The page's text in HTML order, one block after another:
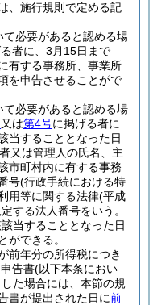
、施行規則で定める記
必要があると認める場
者に、3月15日まで
有する事務所、事業所
を申告させることがで
必要があると認める場
又は第4号に掲げる者に
当することとなった日
又は管理人の氏名、主
市町村内に有する事務
号(行政手続における特
用等に関する法律(平成
する法人番号をいう。
該当することとなった日
ができる。
前年分の所得税につき
告書(以下本条におい
た場合には、本節の規
書が提出された日に前